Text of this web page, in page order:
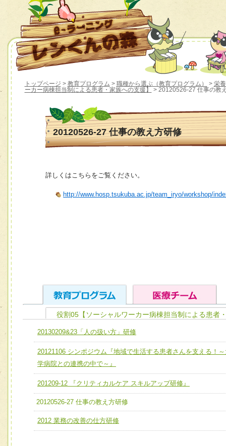
トップページ > 教育プログラム > 職種から選ぶ（教育プログラム） > 栄
ーカー病棟担当制による患者・家族への支援】
> 20120526-27 仕事の教
20120526-27 仕事の教え方研修
詳しくはこちらをご覧ください。
http://www.hosp.tsukuba.ac.jp/team_iryo/workshop/
ユニット１ 医療人としての基礎能力
全人的医療を実践する医療人として、必要な基礎能力を身
ける
必要に応じて柔軟に医療チームを組織し、強調できる
ユニット３ 多職種連携力
他職種の視点とスキルを学び、相互理解と連携を深める
チーム01【病院内横断的問題解決チーム】
チーム02【地域医療連携推進による高度医療を必要とする
宅患者等支援チーム】
役割05【ソーシャルワーカー病棟担当制による患者
20130209&23「人の扱い方」研修
20121106 シンポジウム『地域で生活する患者さんを支える！
学病院との連携の中で～』
201209-12 『クリティカルケア スキルアップ研修』
20120526-27 仕事の教え方研修
2012 業務の改善の仕方研修